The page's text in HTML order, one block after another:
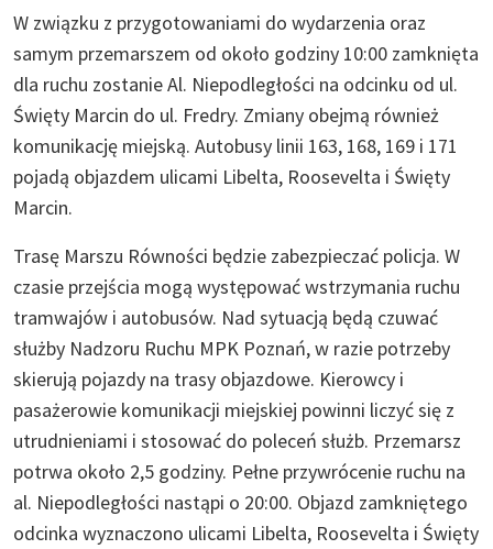
W związku z przygotowaniami do wydarzenia oraz
samym przemarszem od około godziny 10:00 zamknięta
dla ruchu zostanie Al. Niepodległości na odcinku od ul.
Święty Marcin do ul. Fredry. Zmiany obejmą również
komunikację miejską. Autobusy linii 163, 168, 169 i 171
pojadą objazdem ulicami Libelta, Roosevelta i Święty
Marcin.
Trasę Marszu Równości będzie zabezpieczać policja. W
czasie przejścia mogą występować wstrzymania ruchu
tramwajów i autobusów. Nad sytuacją będą czuwać
służby Nadzoru Ruchu MPK Poznań, w razie potrzeby
skierują pojazdy na trasy objazdowe. Kierowcy i
pasażerowie komunikacji miejskiej powinni liczyć się z
utrudnieniami i stosować do poleceń służb. Przemarsz
potrwa około 2,5 godziny. Pełne przywrócenie ruchu na
al. Niepodległości nastąpi o 20:00. Objazd zamkniętego
odcinka wyznaczono ulicami Libelta, Roosevelta i Święty